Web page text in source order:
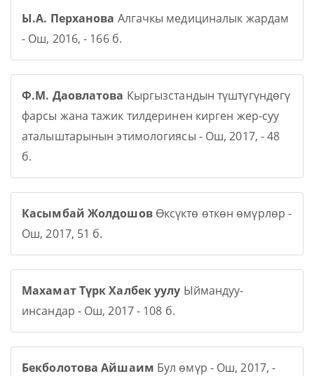
Ы.А. Перханова Алгачкы медициналык жардам
- Ош, 2016, - 166 б.
Ф.М. Даовлатова Кыргызстандын түштүгүндөгү
фарсы жана тажик тилдеринен кирген жер-суу
аталыштарынын этимологиясы - Ош, 2017, - 48
б.
Касымбай Жолдошов Өксүктө өткөн өмүрлөр -
Ош, 2017, 51 б.
Махамат Түрк Халбек уулу Ыймандуу-
инсандар - Ош, 2017 - 108 б.
Бекболотова Айшаим Бул өмүр - Ош, 2017, -